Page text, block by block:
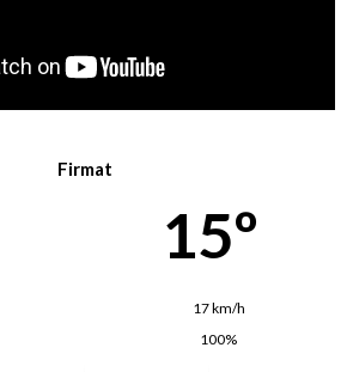
Firmat
15º
17 km/h
100%